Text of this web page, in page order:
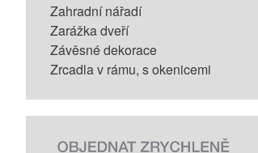
Zahradní nářadí
Zarážka dveří
Závěsné dekorace
Zrcadla v rámu, s okenicemi